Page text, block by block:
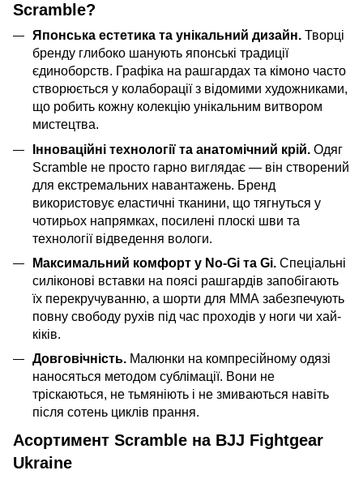
Scramble?
Японська естетика та унікальний дизайн. Творці
бренду глибоко шанують японські традиції
єдиноборств. Графіка на рашгардах та кімоно часто
створюється у колаборації з відомими художниками,
що робить кожну колекцію унікальним витвором
мистецтва.
Інноваційні технології та анатомічний крій. Одяг
Scramble не просто гарно виглядає — він створений
для екстремальних навантажень. Бренд
використовує еластичні тканини, що тягнуться у
чотирьох напрямках, посилені плоскі шви та
технології відведення вологи.
Максимальний комфорт у No-Gi та Gi. Спеціальні
силіконові вставки на поясі рашгардів запобігають
їх перекручуванню, а шорти для ММА забезпечують
повну свободу рухів під час проходів у ноги чи хай-
кіків.
Довговічність. Малюнки на компресійному одязі
наносяться методом сублімації. Вони не
тріскаються, не тьмяніють і не змиваються навіть
після сотень циклів прання.
Асортимент Scramble на BJJ Fightgear
Ukraine